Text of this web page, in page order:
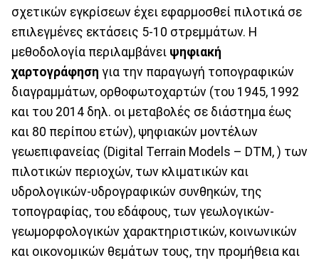
σχετικών εγκρίσεων έχει εφαρμοσθεί πιλοτικά σε
επιλεγμένες εκτάσεις 5-10 στρεμμάτων. Η
μεθοδολογία περιλαμβάνει ψηφιακή
χαρτογράφηση για την παραγωγή τοπογραφικών
διαγραμμάτων, ορθοφωτοχαρτών (του 1945, 1992
και του 2014 δηλ. οι μεταβολές σε διάστημα έως
και 80 περίπου ετών), ψηφιακών μοντέλων
γεωεπιφανείας (Digital Terrain Models – DTM, ) των
πιλοτικών περιοχών, των κλιματικών και
υδρολογικών-υδρογραφικών συνθηκών, της
τοπογραφίας, του εδάφους, των γεωλογικών-
γεωμορφολογικών χαρακτηριστικών, κοινωνικών
και οικονομικών θεμάτων τους, την προμήθεια και